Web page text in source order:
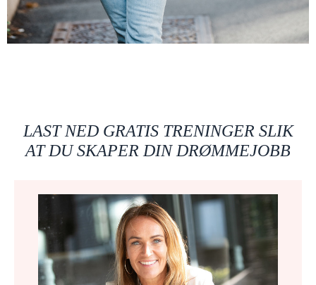
LAST NED GRATIS TRENINGER SLIK
AT DU SKAPER DIN DRØMMEJOBB